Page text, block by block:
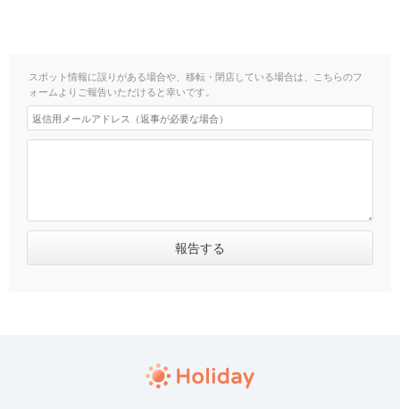
スポット情報に誤りがある場合や、移転・閉店している場合は、こちらのフ
ォームよりご報告いただけると幸いです。